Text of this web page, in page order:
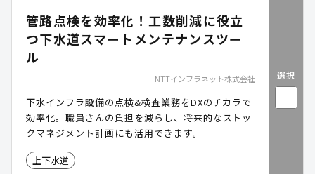
管路点検を効率化！工数削減に役立
つ下水道スマートメンテナンスツー
ル
NTTインフラネット株式会社
下水インフラ設備の点検&検査業務をDXのチカラで
効率化。職員さんの負担を減らし、将来的なストッ
クマネジメント計画にも活用できます。
上下水道
選択